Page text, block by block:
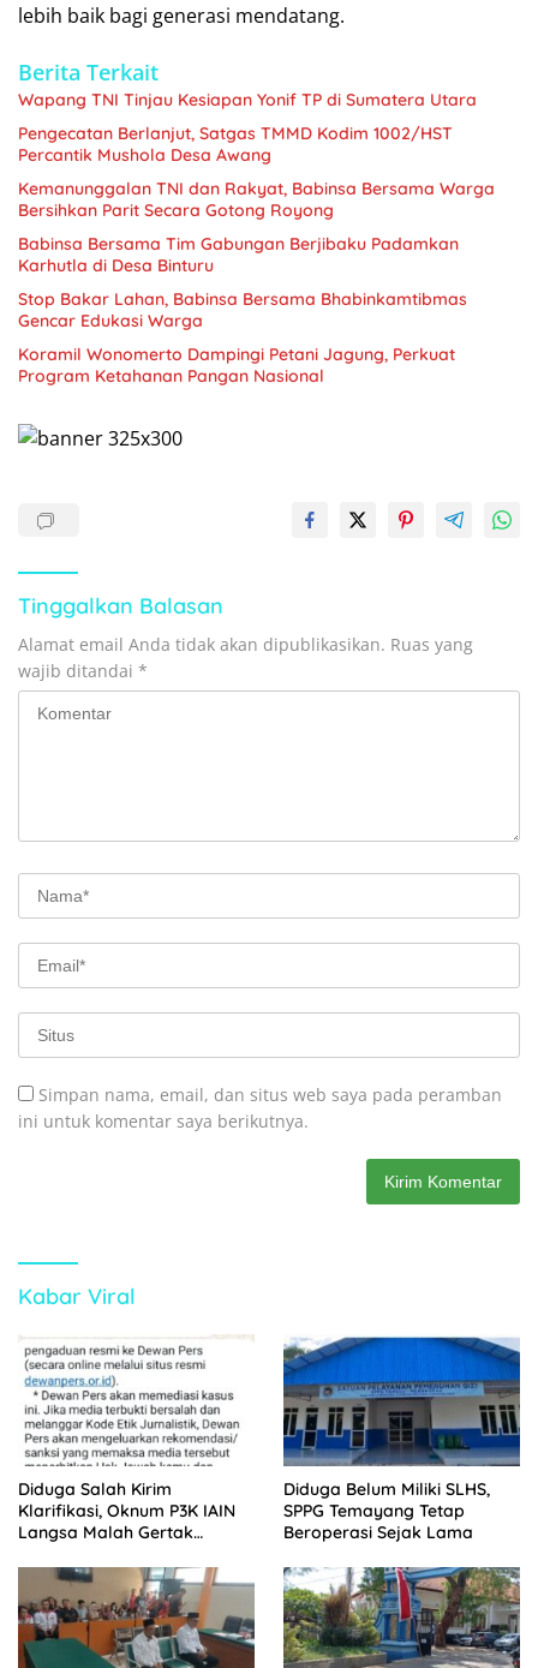
lebih baik bagi generasi mendatang.
Berita Terkait
Wapang TNI Tinjau Kesiapan Yonif TP di Sumatera Utara
Pengecatan Berlanjut, Satgas TMMD Kodim 1002/HST
Percantik Mushola Desa Awang
Kemanunggalan TNI dan Rakyat, Babinsa Bersama Warga
Bersihkan Parit Secara Gotong Royong
Babinsa Bersama Tim Gabungan Berjibaku Padamkan
Karhutla di Desa Binturu
Stop Bakar Lahan, Babinsa Bersama Bhabinkamtibmas
Gencar Edukasi Warga
Koramil Wonomerto Dampingi Petani Jagung, Perkuat
Program Ketahanan Pangan Nasional
Tinggalkan Balasan
Alamat email Anda tidak akan dipublikasikan. Ruas yang
wajib ditandai *
Simpan nama, email, dan situs web saya pada peramban
ini untuk komentar saya berikutnya.
Kabar Viral
Diduga Salah Kirim
Klarifikasi, Oknum P3K IAIN
Langsa Malah Gertak
Diduga Belum Miliki SLHS,
SPPG Temayang Tetap
Beroperasi Sejak Lama